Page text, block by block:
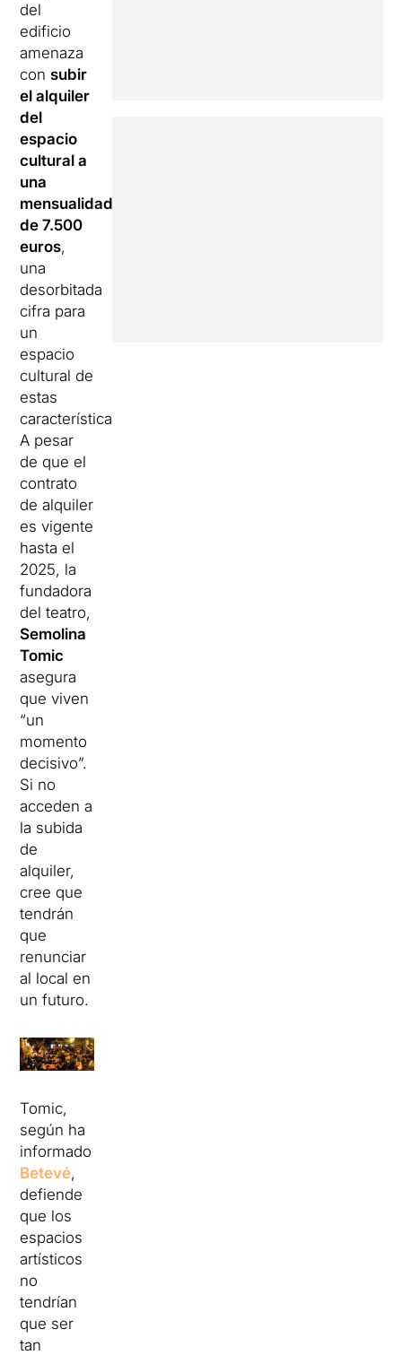
del
edificio
amenaza
consubir
el alquiler
del
espacio
cultural a
una
mensualidad
de 7.500
euros,
una
desorbitada
cifra para
un
espacio
cultural de
estas
características.
A pesar
de que el
contrato
de alquiler
es vigente
hasta el
2025, la
fundadora
del teatro,
Semolina
Tomic
asegura
que viven
“un
momento
decisivo”.
Si no
acceden a
la subida
de
alquiler,
cree que
tendrán
que
renunciar
al local en
un futuro.
Tomic,
según ha
informado
Betevé,
defiende
que los
espacios
artísticos
no
tendrían
que ser
tan